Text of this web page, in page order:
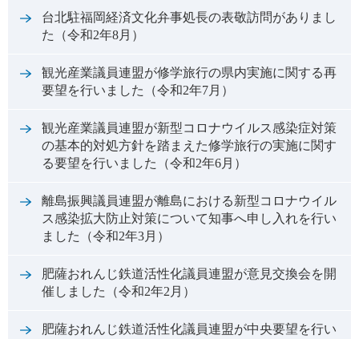
台北駐福岡経済文化弁事処長の表敬訪問がありまし
た（令和2年8月）
観光産業議員連盟が修学旅行の県内実施に関する再
要望を行いました（令和2年7月）
観光産業議員連盟が新型コロナウイルス感染症対策
の基本的対処方針を踏まえた修学旅行の実施に関す
る要望を行いました（令和2年6月）
離島振興議員連盟が離島における新型コロナウイル
ス感染拡大防止対策について知事へ申し入れを行い
ました（令和2年3月）
肥薩おれんじ鉄道活性化議員連盟が意見交換会を開
催しました（令和2年2月）
肥薩おれんじ鉄道活性化議員連盟が中央要望を行い